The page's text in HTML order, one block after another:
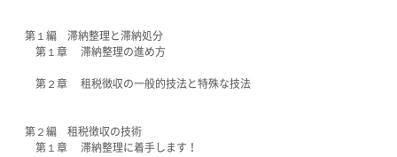
第１編 滞納整理と滞納処分
第１章 滞納整理の進め方
第２章 租税徴収の一般的技法と特殊な技法
第２編 租税徴収の技術
第１章 滞納整理に着手します！